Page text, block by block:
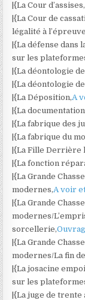
|{La Cour d’assises,
|{La Cour de
légalité à
|{La défense dans
sur les
|{La déontologie
|{La déontologie
|{La Déposition,A
|{La
|{La fabrique des
|{La fabrique du
|{La Fille Derrière
|{La fonction
|{La Grande
modernes,A voir
|{La Grande
modernes/
sorcellerie,
|{La Grande
modernes/La fin
|{La josacine
sur les
|{La juge de trente